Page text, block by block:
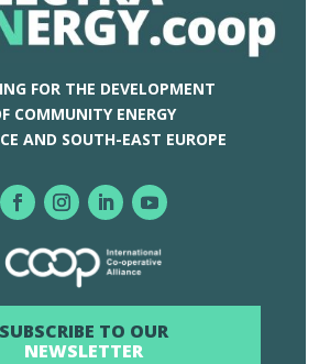
FOR THE DEVELOPMENT
COMMUNITY ENERGY
AND SOUTH-EAST EUROPE
SUBSCRIBE TO OUR
NEWSLETTER